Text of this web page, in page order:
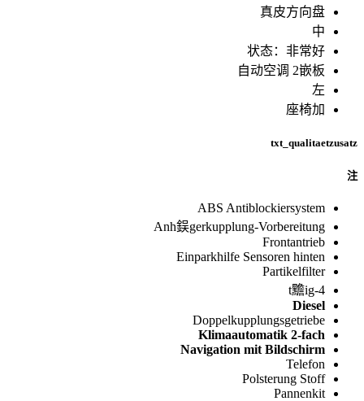
真皮方向盘
中
状态：非常好
自动空调 2嵌板
左
座椅加
txt_qualitaetzusatz
注
ABS Antiblockiersystem
Anh鋘gerkupplung-Vorbereitung
Frontantrieb
Einparkhilfe Sensoren hinten
Partikelfilter
4-t黵ig
Diesel
Doppelkupplungsgetriebe
Klimaautomatik 2-fach
Navigation mit Bildschirm
Telefon
Polsterung Stoff
Pannenkit